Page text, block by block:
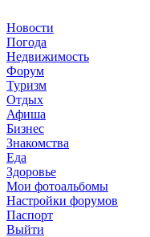
Новости
Погода
Недвижимость
Форум
Туризм
Отдых
Афиша
Бизнес
Знакомства
Еда
Здоровье
Мои фотоальбомы
Настройки форумов
Паспорт
Выйти